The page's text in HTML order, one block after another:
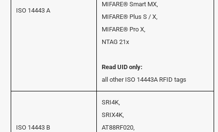
ISO 14443 A
MIFARE® Smart MX,
MIFARE® Plus S / X,
MIFARE® Pro X,
NTAG 21x
Read UID only:
all other ISO 14443A RFID tags
ISO 14443 B
SRI4K,
SRIX4K,
AT88RF020,